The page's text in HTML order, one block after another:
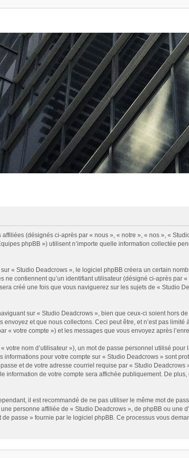
(désignés ci-après par « nous », « notre », « nos », «
phpBB ») utilisent n’importe quelle information collectée
« Studio Deadcrows », le logiciel phpBB créera un certain
contiennent qu’un identifiant utilisateur (désigné ci-après
créé une fois que vous naviguerez sur les sujets de « Studio
sur « Studio Deadcrows », bien que ceux-ci soient hors
et que nous collectons. Ceci peut être, et n’est pas
« votre compte ») et les messages que vous envoyez après
nom d’utilisateur »), un mot de passe personnel utilisé
pour votre compte sur « Studio Deadcrows » sont
et de votre adresse courriel requise par « Studio
de votre compte sera affichée publiquement. De
il est recommandé de ne pas utiliser le même mot de
personne affiliée de « Studio Deadcrows », de phpBB ou une
passe » fournie par le logiciel phpBB. Ce processus vous